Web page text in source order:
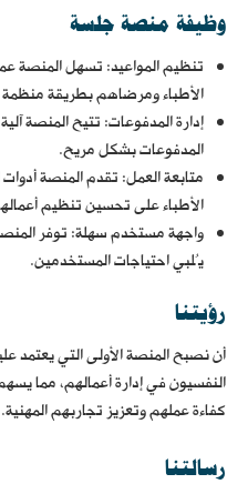
وظيفة منصة جلسة
تنظيم المواعيد: تسهل المنصة
الأطباء ومرضاهم بطريقة
إدارة المدفوعات: تتيح المنصة
المدفوعات بشكل مريح.
متابعة العمل: تقدم المنصة
الأطباء على تحسين تنظيم
واجهة مستخدم سهلة: توفر
يُلبي احتياجات المستخدمين.
رؤيتنا
أن نصبح المنصة الأولى التي يعتمد
النفسيون في إدارة أعمالهم، مما
كفاءة عملهم وتعزيز تجاربهم المهنية.
رسالتنا